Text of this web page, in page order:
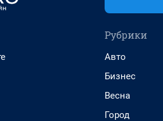
Рубрики
Авто
Бизнес
Весна
Город